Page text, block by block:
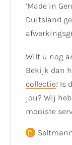
‘Made in
Duitsland
Wilt u nog
Bekijk dan
collectie! Is
jou? Wij
mooiste